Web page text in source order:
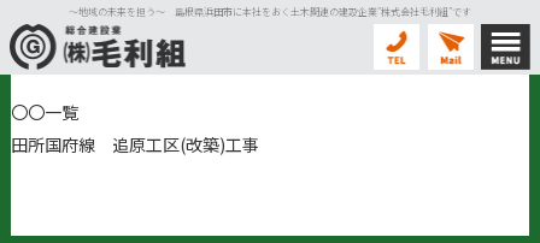
〜地域の未来を担う〜 島根県浜田市に本社をおく土木関連の建設企業”株式会社毛利組”です
〇〇一覧
田所国府線 追原工区(改築)工事